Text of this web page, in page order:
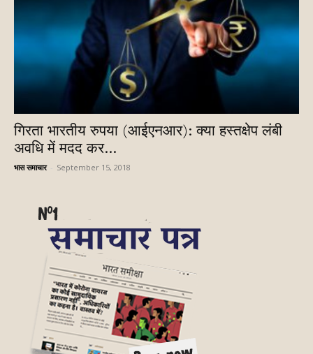
गिरता भारतीय रुपया (आईएनआर): क्या हस्तक्षेप लंबी
अवधि में मदद कर...
भास समाचार September 15, 2018